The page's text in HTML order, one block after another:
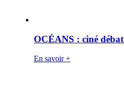
OCÉANS : ciné débat
En savoir +